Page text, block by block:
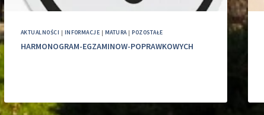
AKTUALNOŚCI | INFORMACJE | MATURA |POZOSTAŁE
HARMONOGRAM-EGZAMINOW-POPRAWKOWYCH